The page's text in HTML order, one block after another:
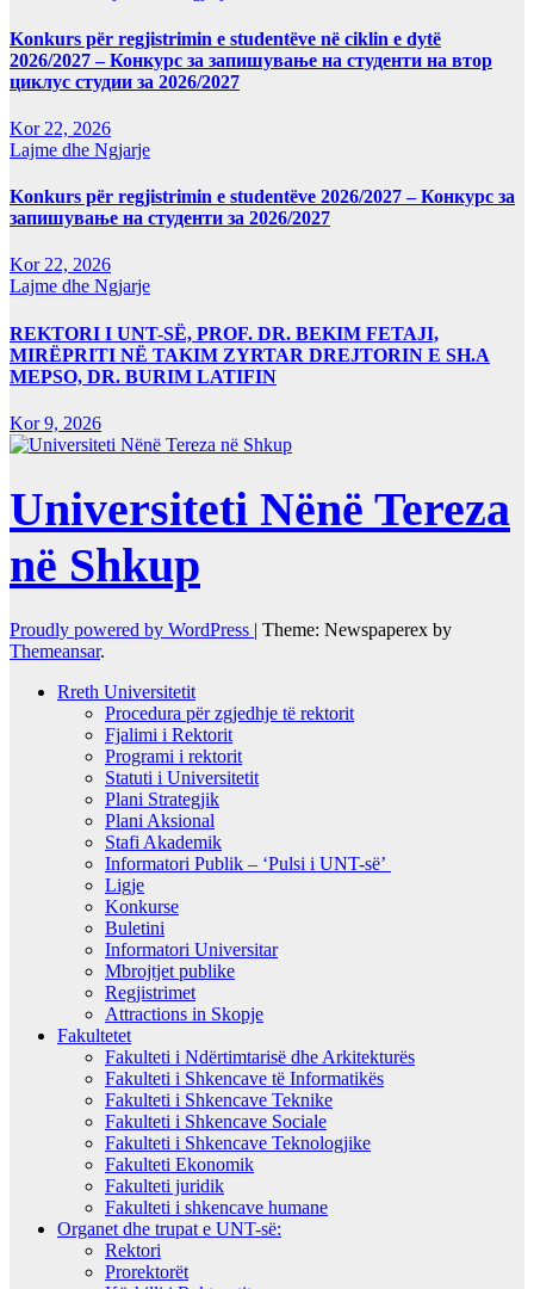
Konkurs për regjistrimin e studentëve në ciklin e dytë
2026/2027 – Конкурс за запишување на студенти на втор
циклус студии за 2026/2027
Kor 22, 2026
Lajme dhe Ngjarje
Konkurs për regjistrimin e studentëve 2026/2027 – Конкурс за
запишување на студенти за 2026/2027
Kor 22, 2026
Lajme dhe Ngjarje
REKTORI I UNT-SË, PROF. DR. BEKIM FETAJI,
MIRËPRITI NË TAKIM ZYRTAR DREJTORIN E SH.A
MEPSO, DR. BURIM LATIFIN
Kor 9, 2026
Universiteti Nënë Tereza
në Shkup
Proudly powered by WordPress | Theme: Newspaperex by
Themeansar.
Rreth Universitetit
Procedura për zgjedhje të rektorit
Fjalimi i Rektorit
Programi i rektorit
Statuti i Universitetit
Plani Strategjik
Plani Aksional
Stafi Akademik
Informatori Publik – ‘Pulsi i UNT-së’
Ligje
Konkurse
Buletini
Informatori Universitar
Mbrojtjet publike
Regjistrimet
Attractions in Skopje
Fakultetet
Fakulteti i Ndërtimtarisë dhe Arkitekturës
Fakulteti i Shkencave të Informatikës
Fakulteti i Shkencave Teknike
Fakulteti i Shkencave Sociale
Fakulteti i Shkencave Teknologjike
Fakulteti Ekonomik
Fakulteti juridik
Fakulteti i shkencave humane
Organet dhe trupat e UNT-së:
Rektori
Prorektorët